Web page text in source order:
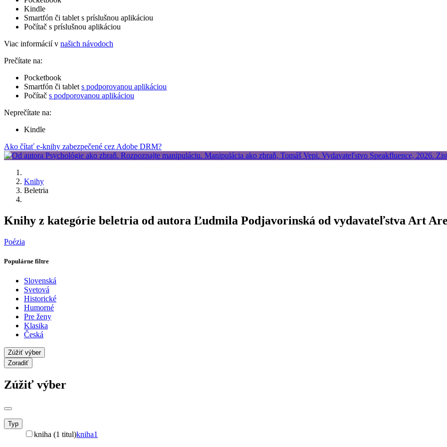
Kindle
Smartfón či tablet s príslušnou aplikáciou
Počítač s príslušnou aplikáciou
Viac informácií v našich návodoch
Prečítate na:
Pocketbook
Smartfón či tablet s podporovanou aplikáciou
Počítač s podporovanou aplikáciou
Neprečítate na:
Kindle
Ako čítať e-knihy zabezpečené cez Adobe DRM?
Knihy
Beletria
Knihy z kategórie beletria od autora Ľudmila Podjavorinská od vydavateľstva Art
Poézia
Populárne filtre
Slovenská
Svetová
Historické
Humorné
Pre ženy
Klasika
Česká
Zúžiť výber
Zoradiť
Zúžiť výber
Typ
kniha (1 titul)kniha1